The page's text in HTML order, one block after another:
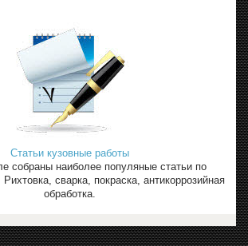
Статьи кузовные работы
собраны наиболее популяные статьи по
сварка, покраска, антикоррозийная
обработка.